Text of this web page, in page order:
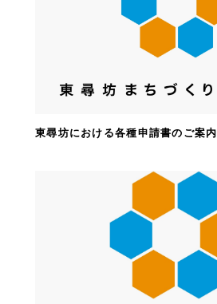
東尋坊における各種申請書のご案内